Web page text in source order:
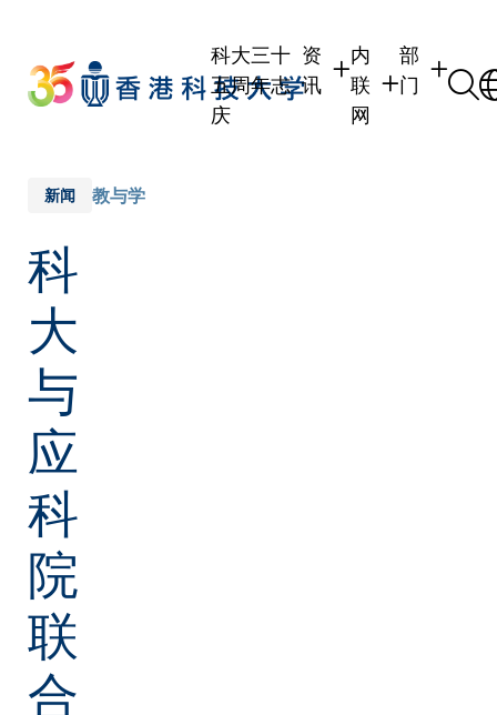
main
content
科大三十
五周年志
庆
资
讯
内
联
网
部
门
新闻 教与学
科
大
与
应
科
院
联
合